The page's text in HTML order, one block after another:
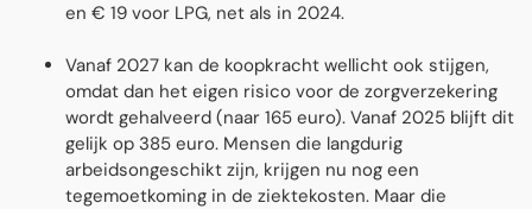
en € 19 voor LPG, net als in 2024.
Vanaf 2027 kan de koopkracht wellicht ook stijgen,
omdat dan het eigen risico voor de zorgverzekering
wordt gehalveerd (naar 165 euro). Vanaf 2025 blijft dit
gelijk op 385 euro. Mensen die langdurig
arbeidsongeschikt zijn, krijgen nu nog een
tegemoetkoming in de ziektekosten. Maar die